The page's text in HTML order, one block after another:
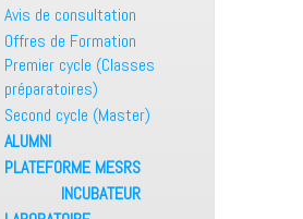
Avis de consultation
Offres de Formation
Premier cycle (Classes
préparatoires)
Second cycle (Master)
ALUMNI
PLATEFORME MESRS
INCUBATEUR